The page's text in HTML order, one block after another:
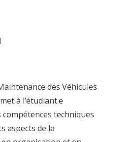
des Véhicules
à l’étudiant.e
compétences techniques
aspects de la